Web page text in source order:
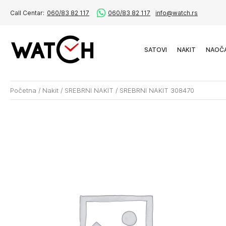
Call Centar: 060/83 82 117 060/83 82 117 info@watch.rs
SATOVI NAKIT
Početna / Nakit / SREBRNI NAKIT / SREBRNI NAKIT 308470